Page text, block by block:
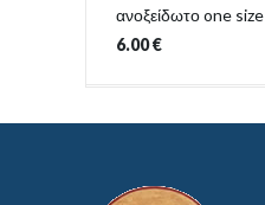
ανοξείδωτο one size
6.00€